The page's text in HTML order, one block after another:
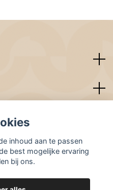
inhoud aan te passen
best mogelijke ervaring
bij ons.